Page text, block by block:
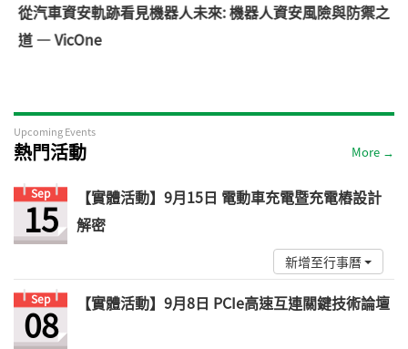
從汽車資安軌跡看見機器人未來: 機器人資安風險與防禦之
道 — VicOne
Upcoming Events
熱門活動 More →
Sep
15
【實體活動】9月15日 電動車充電暨充電樁設計
解密
新增至行事曆
Sep
08 【實體活動】9月8日 PCIe高速互連關鍵技術論壇